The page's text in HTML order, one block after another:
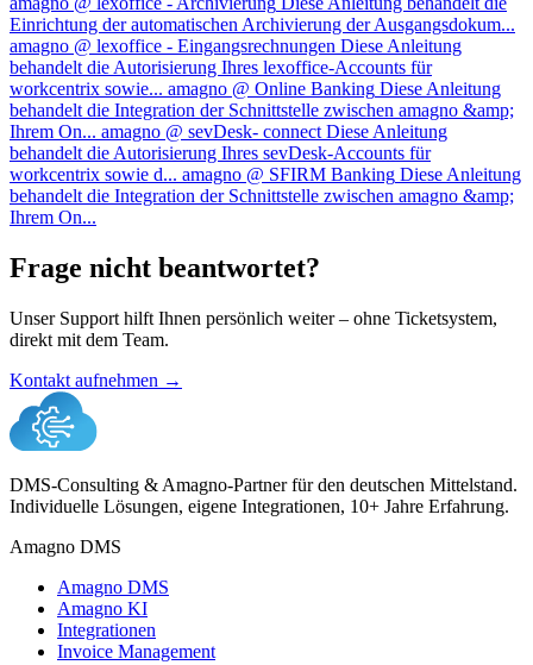
Einrichtung der automatischen Archivierung der Ausgangsdokum...
amagno @ lexoffice - Eingangsrechnungen Diese Anleitung
behandelt die Autorisierung Ihres lexoffice-Accounts für
workcentrix sowie... amagno @ Online Banking Diese Anleitung
behandelt die Integration der Schnittstelle zwischen amagno &amp;
Ihrem On... amagno @ sevDesk- connect Diese Anleitung
behandelt die Autorisierung Ihres sevDesk-Accounts für
workcentrix sowie d... amagno @ SFIRM Banking Diese Anleitung
behandelt die Integration der Schnittstelle zwischen amagno &amp;
Ihrem On...
Frage nicht beantwortet?
Unser Support hilft Ihnen persönlich weiter – ohne Ticketsystem,
direkt mit dem Team.
Kontakt aufnehmen →
DMS-Consulting & Amagno-Partner für den deutschen Mittelstand.
Individuelle Lösungen, eigene Integrationen, 10+ Jahre Erfahrung.
Amagno DMS
Amagno DMS
Amagno KI
Integrationen
Invoice Management